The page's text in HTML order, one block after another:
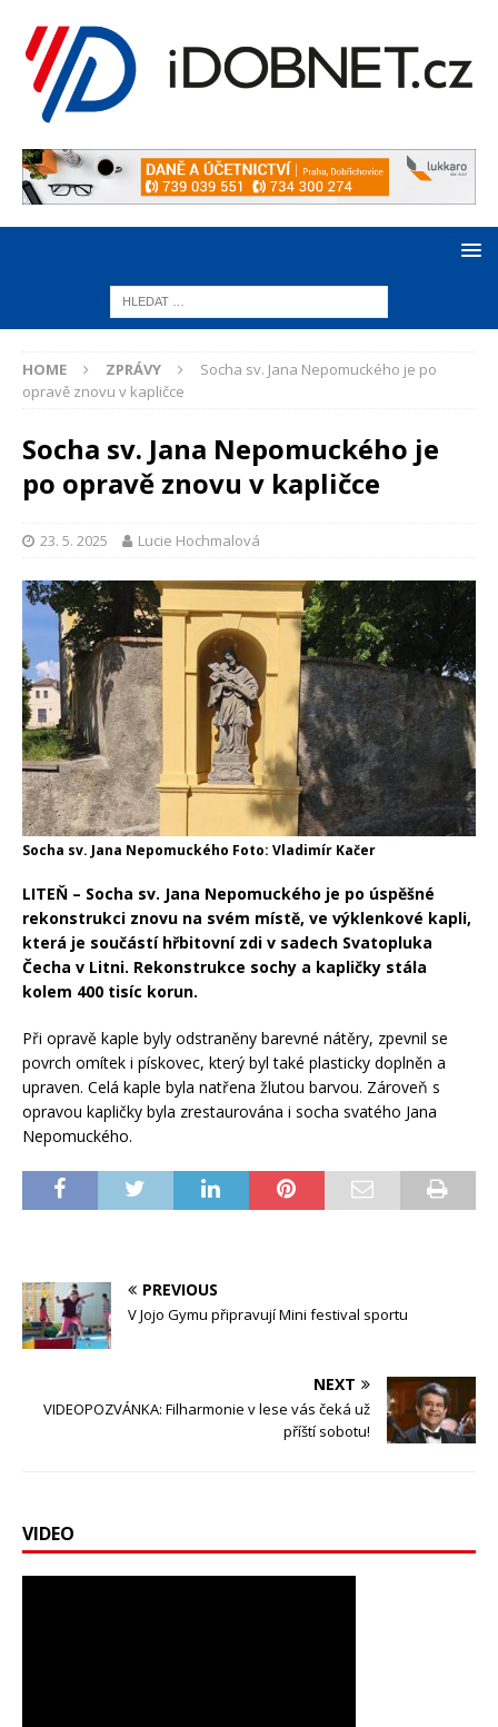
HOME ZPRÁVY
Socha sv. Jana Nepomuckého je po
opravě znovu v kapličce
Socha sv. Jana Nepomuckého je
po opravě znovu v kapličce
23. 5. 2025 Lucie Hochmalová
Socha sv. Jana Nepomuckého Foto: Vladimír Kačer
LITEŇ – Socha sv. Jana Nepomuckého je po úspěšné
rekonstrukci znovu na svém místě, ve výklenkové kapli,
která je součástí hřbitovní zdi v sadech Svatopluka
Čecha v Litni. Rekonstrukce sochy a kapličky stála
kolem 400 tisíc korun.
Při opravě kaple byly odstraněny barevné nátěry, zpevnil se
povrch omítek i pískovec, který byl také plasticky doplněn a
upraven. Celá kaple byla natřena žlutou barvou. Zároveň s
opravou kapličky byla zrestaurována i socha svatého Jana
Nepomuckého.
PREVIOUS
V Jojo Gymu připravují Mini festival sportu
NEXT
VIDEOPOZVÁNKA: Filharmonie v lese vás čeká už
příští sobotu!
VIDEO